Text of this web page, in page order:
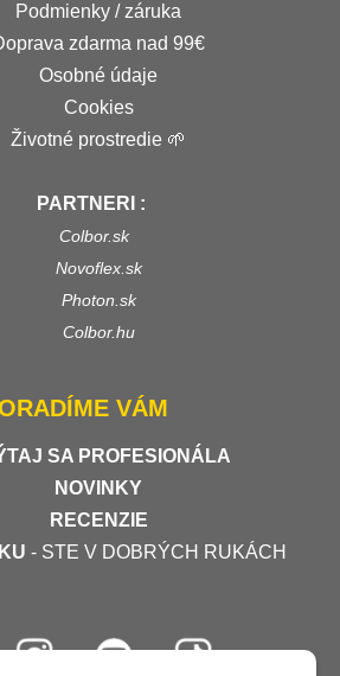
Podmienky / záruka
zdarma nad 99€
Osobné údaje
Cookies
Životné prostredie 🌱
PARTNERI :
Colbor.sk
Novoflex.sk
Photon.sk
Colbor.hu
VÁM
SA PROFESIONÁLA
NOVINKY
RECENZIE
- STE V DOBRÝCH RUKÁCH